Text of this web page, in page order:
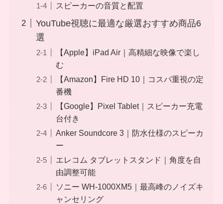
スピーカーの音質と配置
YouTube視聴に最適な厳選おすすめ商品6
選
【Apple】iPad Air｜高精細な映像で楽し
む
【Amazon】Fire HD 10｜コスパ重視の定
番機
【Google】Pixel Tablet｜スピーカー充電
台付き
Anker Soundcore 3｜防水仕様のスピーカ
ー
エレコム タブレットスタンド｜角度を自
由調整可能
ソニー WH-1000XM5｜最高峰のノイズキ
ャンセリング